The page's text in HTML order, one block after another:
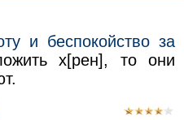
и беспокойство за
х[рен], то они